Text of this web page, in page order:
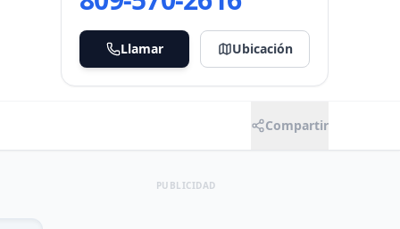
Llamar Ubicación
Compartir
PUBLICIDAD